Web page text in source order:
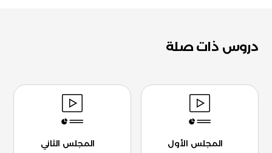
دروس ذات صلة
المجلس الأول المجلس الثاني